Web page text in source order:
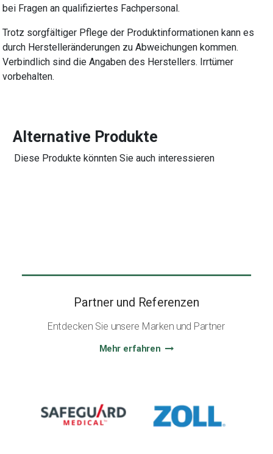
bei Fragen an qualifiziertes Fachpersonal.
Trotz sorgfältiger Pflege der Produktinformationen kann es
durch Herstelleränderungen zu Abweichungen kommen.
Verbindlich sind die Angaben des Herstellers. Irrtümer
vorbehalten.
Alternative Produkte
Diese Produkte könnten Sie auch interessieren
Partner und Referenzen
Entdecken Sie unsere Marken und Partner
Mehr erfahren